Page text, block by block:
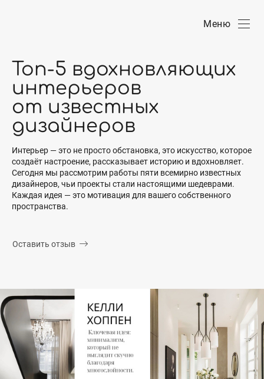
Меню
Топ-5 вдохновляющих
интерьеров
от известных
дизайнеров
Интерьер — это не просто обстановка, это искусство, которое
создаёт настроение, рассказывает историю и вдохновляет.
Сегодня мы рассмотрим работы пяти всемирно известных
дизайнеров, чьи проекты стали настоящими шедеврами.
Каждая идея — это мотивация для вашего собственного
пространства.
Оставить отзыв